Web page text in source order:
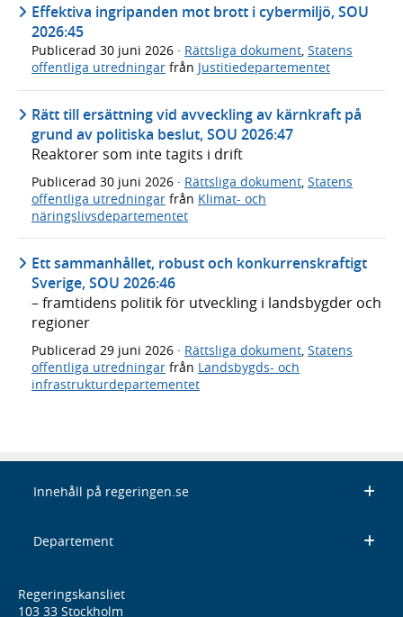
Effektiva ingripanden mot brott i cybermiljö, SOU
2026:45
Publicerad 30 juni 2026 · Rättsliga dokument, Statens
offentliga utredningar från Justitiedepartementet
Rätt till ersättning vid avveckling av kärnkraft på
grund av politiska beslut, SOU 2026:47
Reaktorer som inte tagits i drift
Publicerad 30 juni 2026 · Rättsliga dokument, Statens
offentliga utredningar från Klimat- och
näringslivsdepartementet
Ett sammanhållet, robust och konkurrenskraftigt
Sverige, SOU 2026:46
– framtidens politik för utveckling i landsbygder och
regioner
Publicerad 29 juni 2026 · Rättsliga dokument Statens
offentliga utredningar från Landsbygds- och
infrastrukturdepartementet
Innehåll på regeringen.se
Departement
Regeringskansliet
103 33 Stockholm